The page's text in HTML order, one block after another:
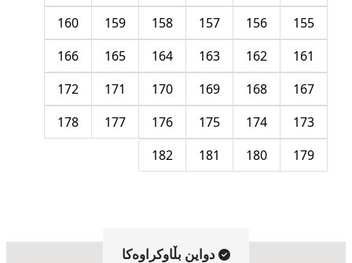
155
156
157
158
159
160
161
162
163
164
165
166
167
168
169
170
171
172
173
174
175
176
177
178
179
180
181
182
دواین بڵاوکراوه‌کا